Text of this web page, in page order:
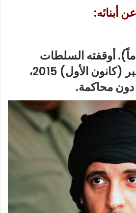
أبنائه:
اليوم (49 عاماً). أوقفته السلطات
اللبنانية في ديسمبر (كانون الأول) 2015،
محاكمة.